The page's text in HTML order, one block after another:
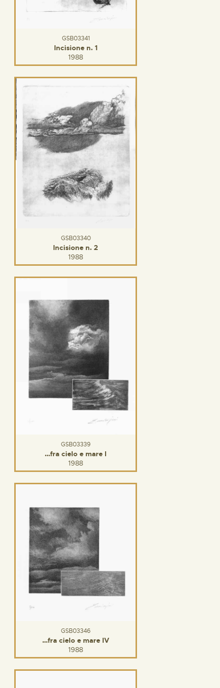
GSB03341
Incisione n. 1
1988
GSB03340
Incisione n. 2
1988
GSB03339
…fra cielo e mare I
1988
GSB03346
…fra cielo e mare IV
1988